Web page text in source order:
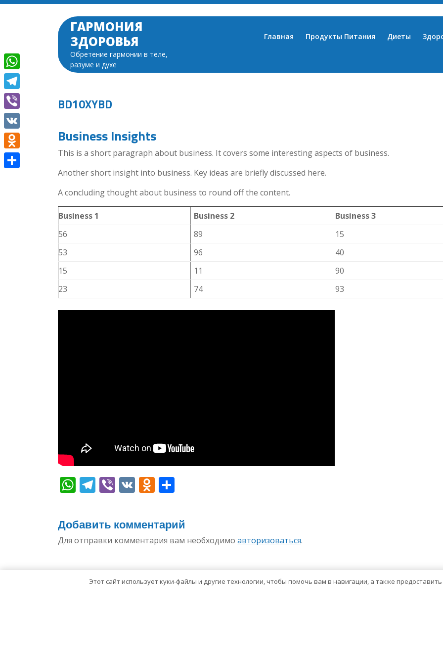
Перейти
ГАРМОНИЯ
ЗДОРОВЬЯ
Обретение гармонии в теле,
разуме и духе
Главная Продукты Питания Диеты
BD10XYBD
Business Insights
This is a short paragraph about business. It covers some interesting aspects of business.
Another short insight into business. Key ideas are briefly discussed here.
A concluding thought about business to round off the content.
Business 1 Business 2 Business 3
56
89 15
53
96 40
15
11 90
23
74 93
WhatsApp
Telegram
Viber
VK Odnoklassniki
Добавить комментарий
Для отправки комментария вам необходимо авторизоваться.
WhatsApp
Telegram
Viber
VK
Odnoklassniki
Этот сайт использует куки-файлы и другие технологии, чтобы помочь вам в навигации, а также